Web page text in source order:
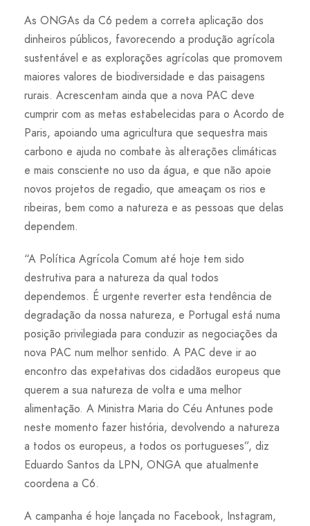
As ONGAs da C6 pedem a correta aplicação dos
dinheiros públicos, favorecendo a produção agrícola
sustentável e as explorações agrícolas que promovem
maiores valores de biodiversidade e das paisagens
rurais. Acrescentam ainda que a nova PAC deve
cumprir com as metas estabelecidas para o Acordo de
Paris, apoiando uma agricultura que sequestra mais
carbono e ajuda no combate às alterações climáticas
e mais consciente no uso da água, e que não apoie
novos projetos de regadio, que ameaçam os rios e
ribeiras, bem como a natureza e as pessoas que delas
dependem.
“A Política Agrícola Comum até hoje tem sido
destrutiva para a natureza da qual todos
dependemos. É urgente reverter esta tendência de
degradação da nossa natureza, e Portugal está numa
posição privilegiada para conduzir as negociações da
nova PAC num melhor sentido. A PAC deve ir ao
encontro das expetativas dos cidadãos europeus que
querem a sua natureza de volta e uma melhor
alimentação. A Ministra Maria do Céu Antunes pode
neste momento fazer história, devolvendo a natureza
a todos os europeus, a todos os portugueses”, diz
Eduardo Santos da LPN, ONGA que atualmente
coordena a C6.
A campanha é hoje lançada no Facebook, Instagram,